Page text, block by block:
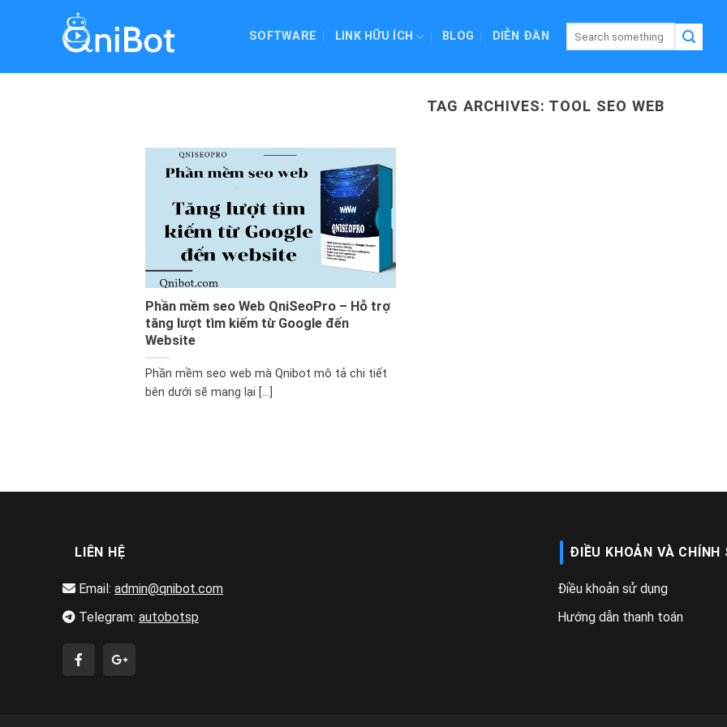
SOFTWARE LINK HỮU ÍCH BLOG DIỄN ĐÀN
TAG ARCHIVES: TOOL SEO WEB
Phần mềm seo Web QniSeoPro – Hỗ trợ
tăng lượt tìm kiếm từ Google đến
Website
Phần mềm seo web mà Qnibot mô tả chi tiết
bên dưới sẽ mang lại [...]
LIÊN HỆ
Email: admin@qnibot.com
Telegram: autobotsp
ĐIỀU KHOẢN VÀ CHÍNH
Điều khoản sử dụng
Hướng dẫn thanh toán